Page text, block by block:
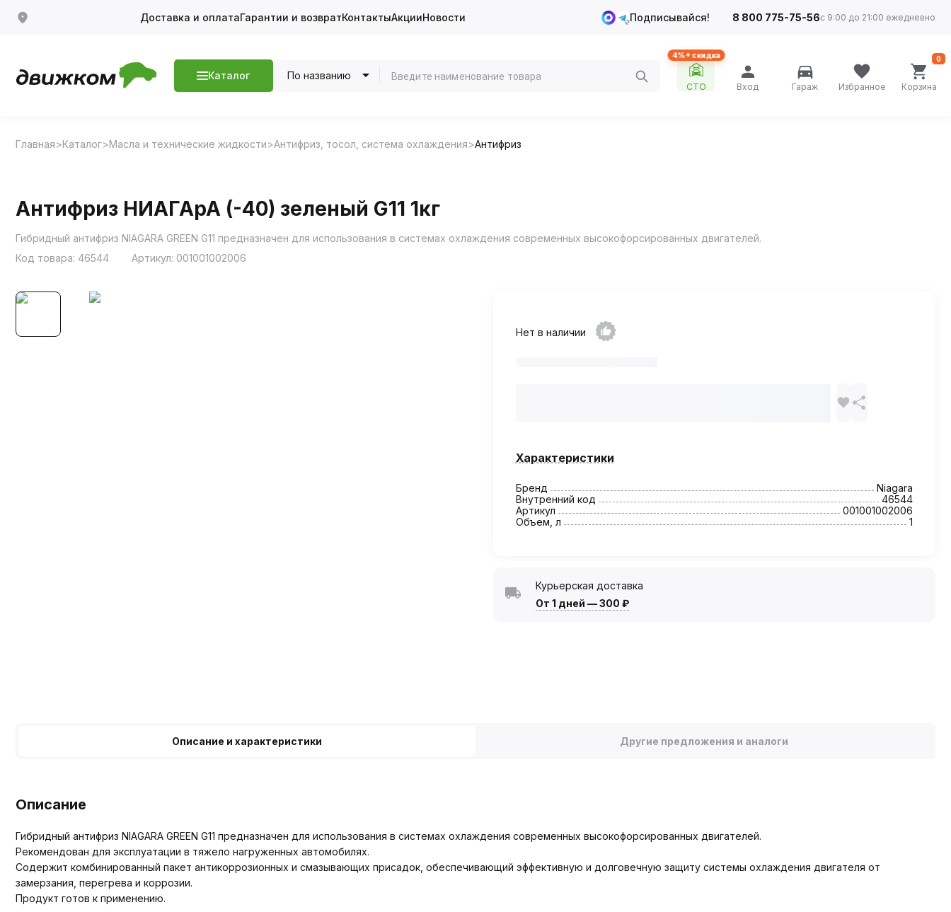
Доставка и оплатаГарантии и возвратКонтактыАкцииНовости Подписывайся! 8 800 775-75-56с 9:00 до 21:00 ежедневно
Каталог По названию
4%+ скидка
СТО Вход Гараж Избранное Корзина
0
Главная Каталог Масла и технические жидкости Антифриз, тосол, система охлаждения Антифриз
Антифриз НИАГАрА (-40) зеленый G11 1кг
Гибридный антифриз NIAGARA GREEN G11 предназначен для использования в системах охлаждения современных высокофорсированных двигателей.
Код товара: 46544 Артикул: 001001002006
Нет в наличии
Характеристики
Бренд
Niagara
Внутренний код
46544
Артикул
001001002006
Объем, л
1
Курьерская доставка
От 1 дней —300 ₽
Описание и характеристики Другие предложения и аналоги
Описание
Гибридный антифриз NIAGARA GREEN G11 предназначен для использования в системах охлаждения современных высокофорсированных двигателей.
Рекомендован для эксплуатации в тяжело нагруженных автомобилях.
Содержит комбинированный пакет антикоррозионных и смазывающих присадок, обеспечивающий эффективную и долговечную защиту системы охлаждения двигателя от
замерзания, перегрева и коррозии.
Продукт готов к применению.